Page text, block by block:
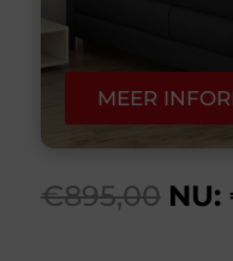
MEER
€895,00 NU: